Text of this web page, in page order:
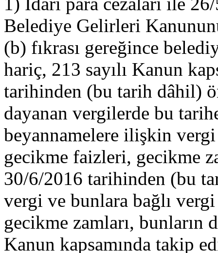
Belediye Gelirleri
(b) fıkrası gereğince
hariç, 213 sayılı Kanun
tarihinden (bu tarih dâhil)
dayanan vergilerde bu
beyannamelere ilişkin
gecikme faizleri, gecikme
30/6/2016 tarihinden (bu
vergi ve bunlara bağlı
gecikme zamları, bunların
Kanun kapsamında takip